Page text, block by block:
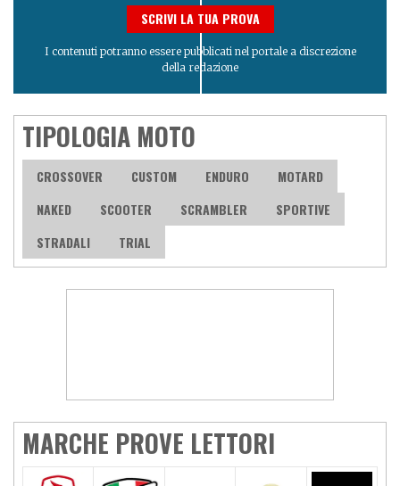
SCRIVI LA TUA PROVA
I contenuti potranno essere pubblicati nel portale a discrezione
della redazione
TIPOLOGIA MOTO
CROSSOVER CUSTOM ENDURO
MOTARD
NAKED
SCOOTER SCRAMBLER
SPORTIVE
STRADALI
TRIAL
MARCHE PROVE LETTORI